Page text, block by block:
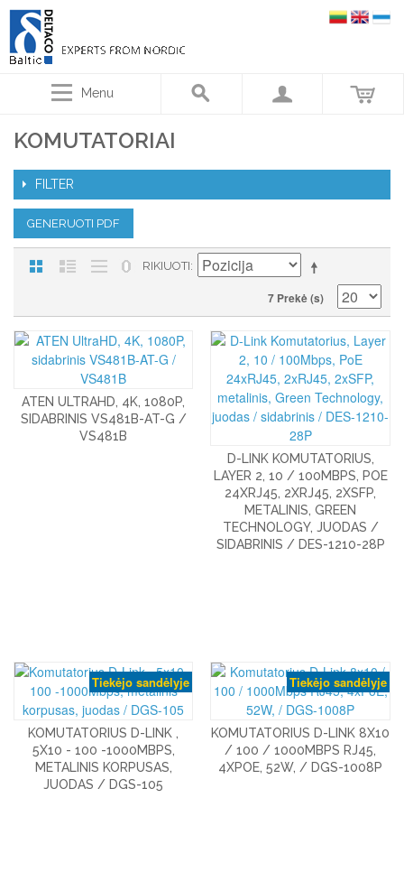
Menu
KOMUTATORIAI
FILTER
GENERUOTI PDF
RIKIUOTI
7 Prekė (s)
ATEN ULTRAHD, 4K, 1080P,
SIDABRINIS VS481B-AT-G /
VS481B
D-LINK KOMUTATORIUS,
LAYER 2, 10 / 100MBPS, POE
24XRJ45, 2XRJ45, 2XSFP,
METALINIS, GREEN
TECHNOLOGY, JUODAS /
SIDABRINIS / DES-1210-28P
Tiekėjo sandėlyje
KOMUTATORIUS D-LINK ,
5X10 - 100 -1000MBPS,
METALINIS KORPUSAS,
JUODAS / DGS-105
Tiekėjo sandėlyje
KOMUTATORIUS D-LINK 8X10
/ 100 / 1000MBPS RJ45,
4XPOE, 52W, / DGS-1008P